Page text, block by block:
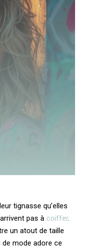
tignasse qu’elles
pas à coiffer.
un atout de taille
mode adore ce